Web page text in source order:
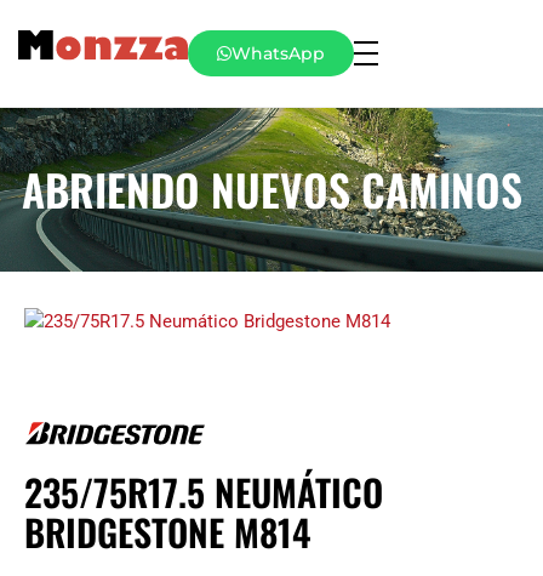
WhatsApp
ABRIENDO NUEVOS CAMINOS
235/75R17.5 NEUMÁTICO
BRIDGESTONE M814